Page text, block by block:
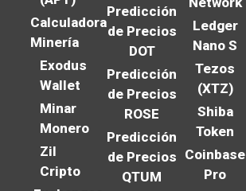
Calculadora
Minería
Exodus
Wallet
Minar
Monero
Zil
Cripto
Predicción
de Precios
DOT
Predicción
de Precios
ROSE
Predicción
de Precios
QTUM
Ledger
Nano S
Tezos
(XTZ)
Shiba
Token
Coinbase
Pro